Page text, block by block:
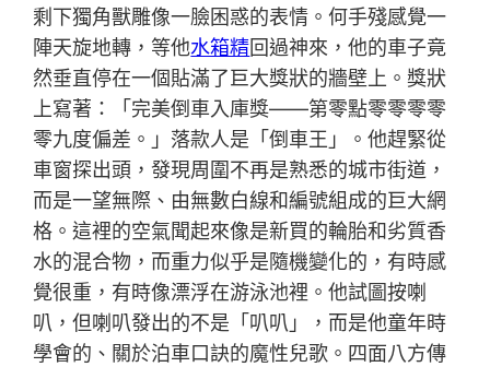
剩下獨角獸雕像一臉困惑的表情。何手殘感覺一
陣天旋地轉，等他水箱精回過神來，他的車子竟
然垂直停在一個貼滿了巨大獎狀的牆壁上。獎狀
上寫著：「完美倒車入庫獎——第零點零零零零
零九度偏差。」落款人是「倒車王」。他趕緊從
車窗探出頭，發現周圍不再是熟悉的城市街道，
而是一望無際、由無數白線和編號組成的巨大網
格。這裡的空氣聞起來像是新買的輪胎和劣質香
水的混合物，而重力似乎是隨機變化的，有時感
覺很重，有時像漂浮在游泳池裡。他試圖按喇
叭，但喇叭發出的不是「叭叭」，而是他童年時
學會的、關於泊車口訣的魔性兒歌。四面八方傳